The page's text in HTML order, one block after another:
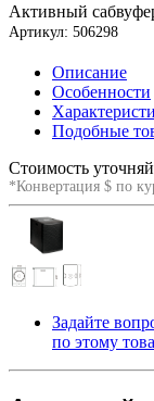
Активный
Артикул: 506298
Описание
Особенности
Подобные
Стоимость
*Конвертация $ по
Задайте
по этому